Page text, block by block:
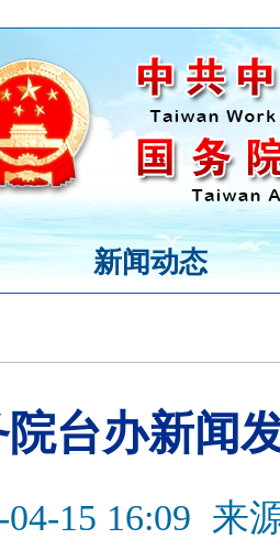
新闻动态
院台办新闻
04-15 16:09 来